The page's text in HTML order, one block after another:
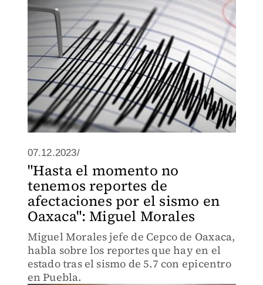
07.12.2023/
"Hasta el momento no
tenemos reportes de
afectaciones por el sismo en
Oaxaca": Miguel Morales
Miguel Morales jefe de Cepco de Oaxaca,
habla sobre los reportes que hay en el
estado tras el sismo de 5.7 con epicentro
en Puebla.